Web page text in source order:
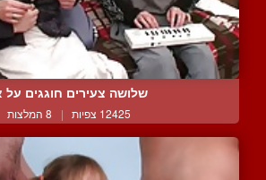
שלושה צעירים חוגגים על
12425 צפיות | 8 המלצות